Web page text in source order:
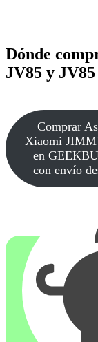
Dónde
JV85 y
Comprar
Xiaomi
en
con envío